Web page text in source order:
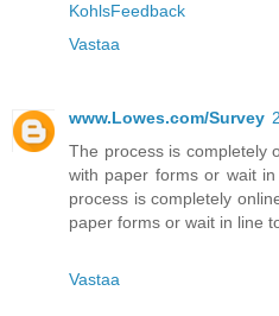
KohlsFeedback
Vastaa
www.Lowes.com/Survey
The process is completely
with paper forms or wait
process is completely
paper forms or wait in line
Vastaa